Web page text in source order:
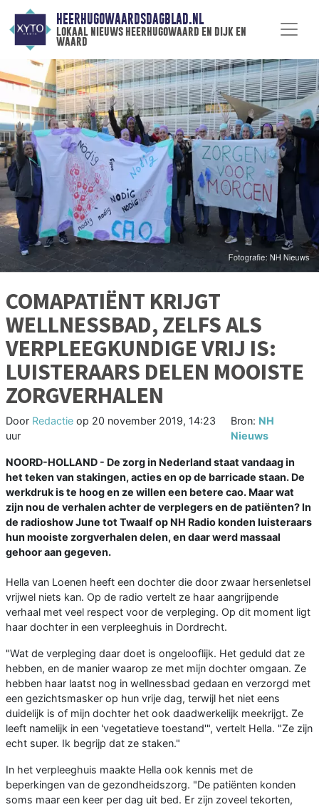
HEERHUGOWAARDSDAGBLAD.NL
lokaal nieuws heerhugowaard en dijk en
waard
COMAPATIËNT KRIJGT
WELLNESSBAD, ZELFS ALS
VERPLEEGKUNDIGE VRIJ IS:
LUISTERAARS DELEN MOOISTE
ZORGVERHALEN
Door Redactie op 20 november 2019, 14:23
uur
Bron: NH
Nieuws
NOORD-HOLLAND - De zorg in Nederland staat vandaag in
het teken van stakingen, acties en op de barricade staan. De
werkdruk is te hoog en ze willen een betere cao. Maar wat
zijn nou de verhalen achter de verplegers en de patiënten? In
de radioshow June tot Twaalf op NH Radio konden luisteraars
hun mooiste zorgverhalen delen, en daar werd massaal
gehoor aan gegeven.
Hella van Loenen heeft een dochter die door zwaar hersenletsel
vrijwel niets kan. Op de radio vertelt ze haar aangrijpende
verhaal met veel respect voor de verpleging. Op dit moment ligt
haar dochter in een verpleeghuis in Dordrecht.
"Wat de verpleging daar doet is ongelooflijk. Het geduld dat ze
hebben, en de manier waarop ze met mijn dochter omgaan. Ze
hebben haar laatst nog in wellnessbad gedaan en verzorgd met
een gezichtsmasker op hun vrije dag, terwijl het niet eens
duidelijk is of mijn dochter het ook daadwerkelijk meekrijgt. Ze
leeft namelijk in een 'vegetatieve toestand'", vertelt Hella. "Ze zijn
echt super. Ik begrijp dat ze staken."
In het verpleeghuis maakte Hella ook kennis met de
beperkingen van de gezondheidszorg. "De patiënten konden
soms maar een keer per dag uit bed. Er zijn zoveel tekorten,